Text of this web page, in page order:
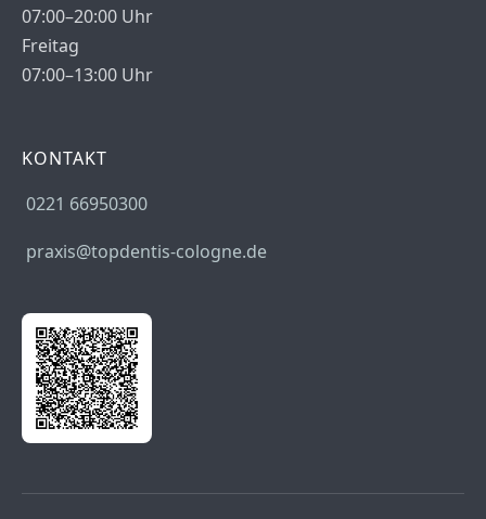
07:00–20:00 Uhr
Freitag
07:00–13:00 Uhr
KONTAKT
0221 66950300
praxis@topdentis-cologne.de